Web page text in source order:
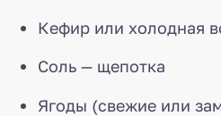
Кефир или холодная
Соль — щепотка
Ягоды (свежие или